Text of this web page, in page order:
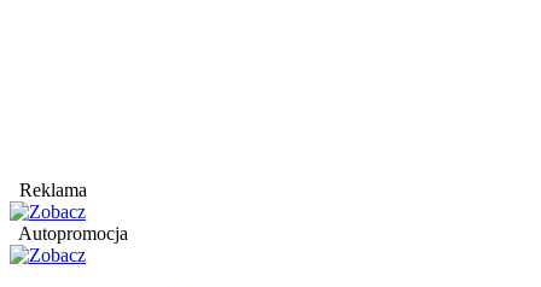
Reklama
Autopromocja